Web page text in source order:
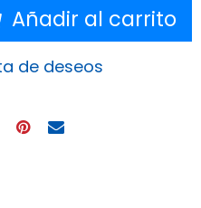
Añadir al carrito
de deseos